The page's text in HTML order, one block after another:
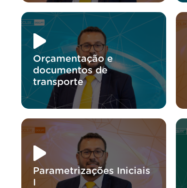
Orçamentação e
documentos de
transporte
Parametrizações Iniciais
I